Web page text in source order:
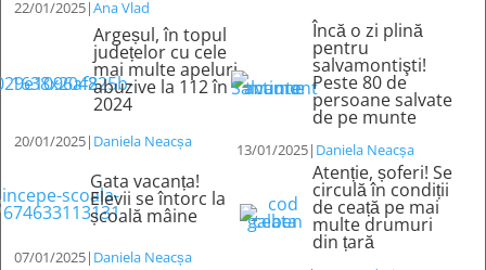
22/01/2025|Ana Vlad
Argeșul, în topul
județelor cu cele
mai multe apeluri
abuzive la 112 în
2024
20/01/2025| Daniela Neacșa
Încă o zi plină
pentru
salvamontişti!
Peste 80 de
persoane salvate
de pe munte
13/01/2025| Daniela Neacșa
Gata vacanța!
Elevii se întorc la
școală mâine
07/01/2025| Daniela Neacșa
Atenție, șoferi! Se
circulă în condiții
de ceață pe mai
multe drumuri
din țară